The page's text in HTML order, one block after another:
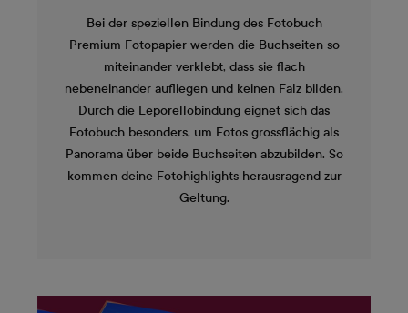
Bei der speziellen Bindung des Fotobuch
Premium Fotopapier werden die Buchseiten so
miteinander verklebt, dass sie flach
nebeneinander aufliegen und keinen Falz bilden.
Durch die Leporellobindung eignet sich das
Fotobuch besonders, um Fotos grossflächig als
Panorama über beide Buchseiten abzubilden. So
kommen deine Fotohighlights herausragend zur
Geltung.